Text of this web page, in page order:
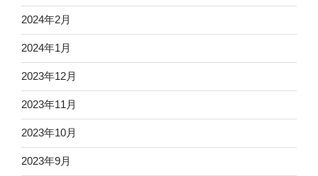
2024年2月
2024年1月
2023年12月
2023年11月
2023年10月
2023年9月